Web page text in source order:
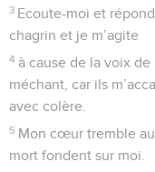
3 Ecoute-moi et
chagrin et je m’agite
4 à cause de la voix de
méchant, car ils
avec colère.
5 Mon cœur tremble
mort fondent sur moi.